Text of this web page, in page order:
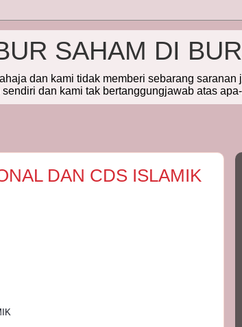
SAHAM DI
dan kami tidak memberi sebarang
dan kami tak bertanggungjawab atas
DAN CDS ISLAMIK